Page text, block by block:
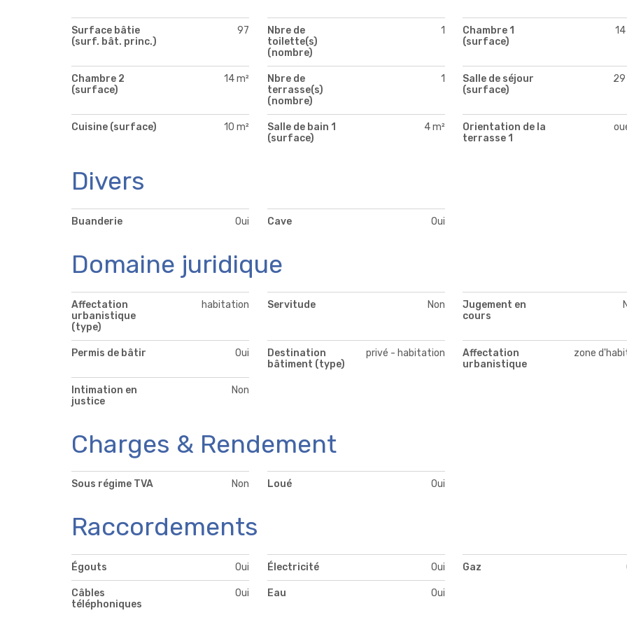
Surface bâtie
(surf. bât. princ.)
97
Nbre de
toilette(s)
(nombre)
1
Chambre 1
(surface)
14
Chambre 2
(surface)
14 m²
Nbre de
terrasse(s)
(nombre)
1
Salle de séjour
(surface)
29
Cuisine (surface) 10 m²
Salle de bain 1
(surface)
4 m²
Orientation de la
terrasse 1
Divers
Buanderie Oui Cave Oui
Domaine juridique
Affectation
urbanistique
(type)
habitation Servitude Non
Jugement en
cours
Permis de bâtir Oui
Destination
bâtiment (type)
privé - habitation
Affectation
urbanistique
zone
Intimation en
justice
Non
Charges & Rendement
Sous régime TVA Non Loué Oui
Raccordements
Égouts Oui Électricité Oui Gaz
Câbles
téléphoniques
Oui Eau Oui